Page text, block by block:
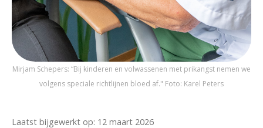
Mirjam Schepers: “Bij kinderen en volwassenen met prikangst nemen we
volgens speciale richtlijnen bloed af." Foto: Karel Peters
Laatst bijgewerkt op: 12 maart 2026